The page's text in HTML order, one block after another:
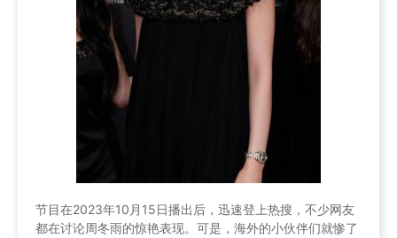
节目在2023年10月15日播出后，迅速登上热搜，不少网友
都在讨论周冬雨的惊艳表现。可是，海外的小伙伴们就惨了